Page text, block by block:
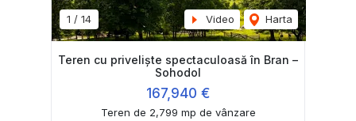
1 / 14 Video Harta
Teren cu priveliște spectaculoasă în Bran –
Sohodol
167,940 €
Teren de 2,799 mp de vânzare